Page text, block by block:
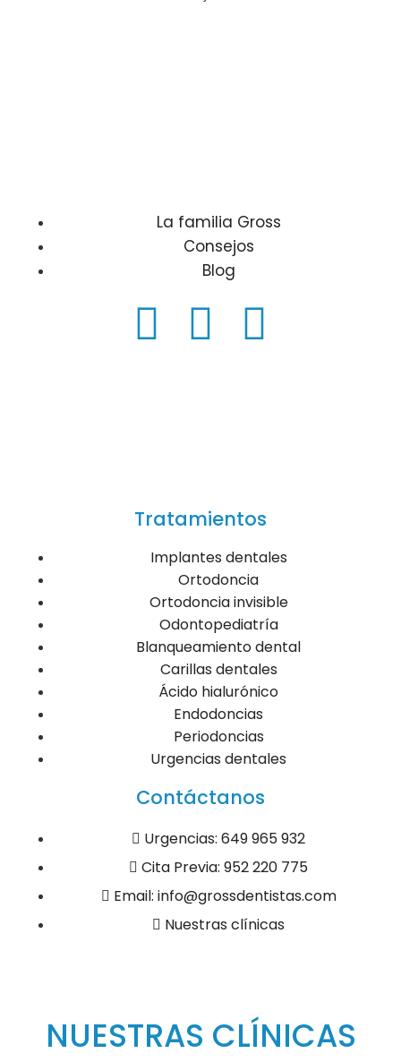
La familia Gross
Consejos
Blog
Tratamientos
Implantes dentales
Ortodoncia
Ortodoncia invisible
Odontopediatría
Blanqueamiento dental
Carillas dentales
Ácido hialurónico
Endodoncias
Periodoncias
Urgencias dentales
Contáctanos
Urgencias: 649 965 932
Cita Previa: 952 220 775
Email: info@grossdentistas.com
Nuestras clínicas
NUESTRAS CLÍNICAS